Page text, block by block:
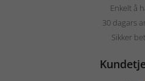
Enkelt å
30 dagars
Sikker